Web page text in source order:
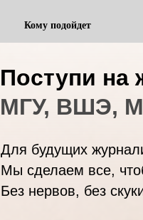
Кому подойдет
Поступи на
МГУ, ВШЭ,
Для будущих
Мы сделаем все,
Без нервов, без